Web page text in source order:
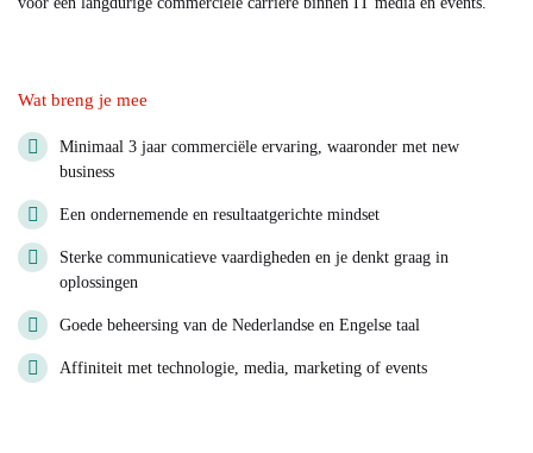
Wat breng je mee
Minimaal 3 jaar commerciële ervaring, waaronder met new
business
Een ondernemende en resultaatgerichte mindset
Sterke communicatieve vaardigheden en je denkt graag in
oplossingen
Goede beheersing van de Nederlandse en Engelse taal
Affiniteit met technologie, media, marketing of events